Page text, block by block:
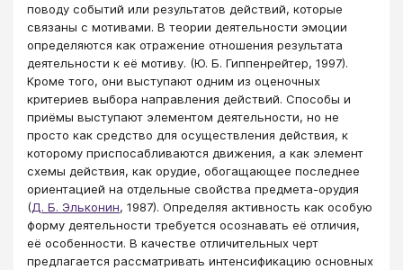
поводу событий или результатов действий, которые
связаны с мотивами. В теории деятельности эмоции
определяются как отражение отношения результата
деятельности к её мотиву. (Ю. Б. Гиппенрейтер, 1997).
Кроме того, они выступают одним из оценочных
критериев выбора направления действий. Способы и
приёмы выступают элементом деятельности, но не
просто как средство для осуществления действия, к
которому приспосабливаются движения, а как элемент
схемы действия, как орудие, обогащающее последнее
ориентацией на отдельные свойства предмета-орудия
(Д. Б. Эльконин, 1987). Определяя активность как особую
форму деятельности требуется осознавать её отличия,
её особенности. В качестве отличительных черт
предлагается рассматривать интенсификацию основных